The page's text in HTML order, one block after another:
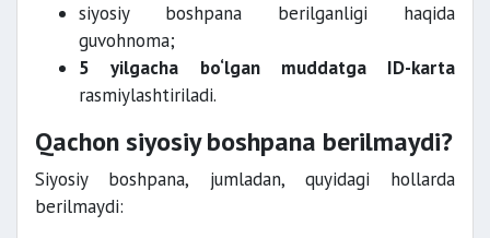
siyosiy boshpana berilganligi haqida
guvohnoma;
5 yilgacha bo‘lgan muddatga ID-karta
rasmiylashtiriladi.
Qachon siyosiy boshpana berilmaydi?
Siyosiy boshpana, jumladan, quyidagi hollarda
berilmaydi: